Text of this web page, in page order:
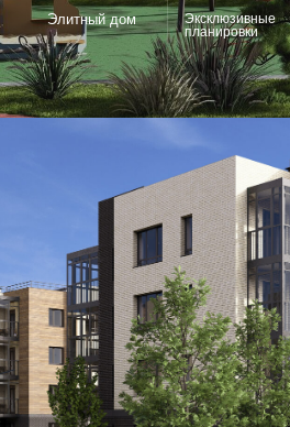
Элитный дом
Эксклюзивные
планировки